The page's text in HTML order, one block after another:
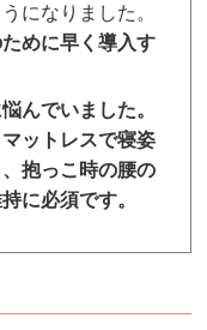
になりました。
めに早く導入す
んでいました。
ットレスで寝姿
抱っこ時の腰の
に必須です。